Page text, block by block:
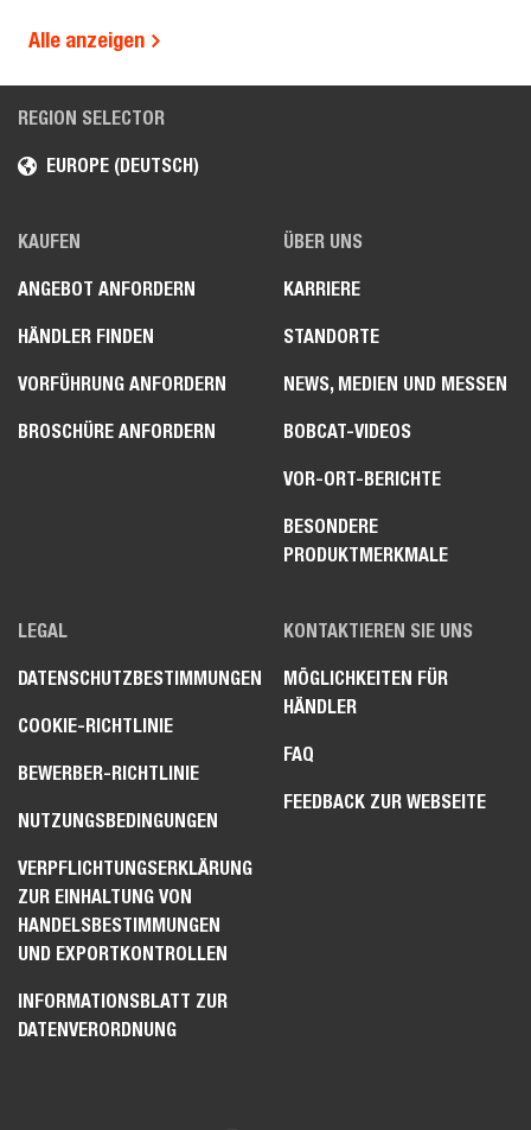
Alle anzeigen
REGION SELECTOR
EUROPE (DEUTSCH)
KAUFEN
ANGEBOT ANFORDERN
HÄNDLER FINDEN
VORFÜHRUNG ANFORDERN
BROSCHÜRE ANFORDERN
ÜBER UNS
KARRIERE
STANDORTE
NEWS, MEDIEN UND MESSEN
BOBCAT-VIDEOS
VOR-ORT-BERICHTE
BESONDERE
PRODUKTMERKMALE
LEGAL
DATENSCHUTZBESTIMMUNGEN
COOKIE-RICHTLINIE
BEWERBER-RICHTLINIE
NUTZUNGSBEDINGUNGEN
VERPFLICHTUNGSERKLÄRUNG
ZUR EINHALTUNG VON
HANDELSBESTIMMUNGEN
UND EXPORTKONTROLLEN
INFORMATIONSBLATT ZUR
DATENVERORDNUNG
KONTAKTIEREN SIE UNS
MÖGLICHKEITEN FÜR
HÄNDLER
FAQ
FEEDBACK ZUR WEBSEITE